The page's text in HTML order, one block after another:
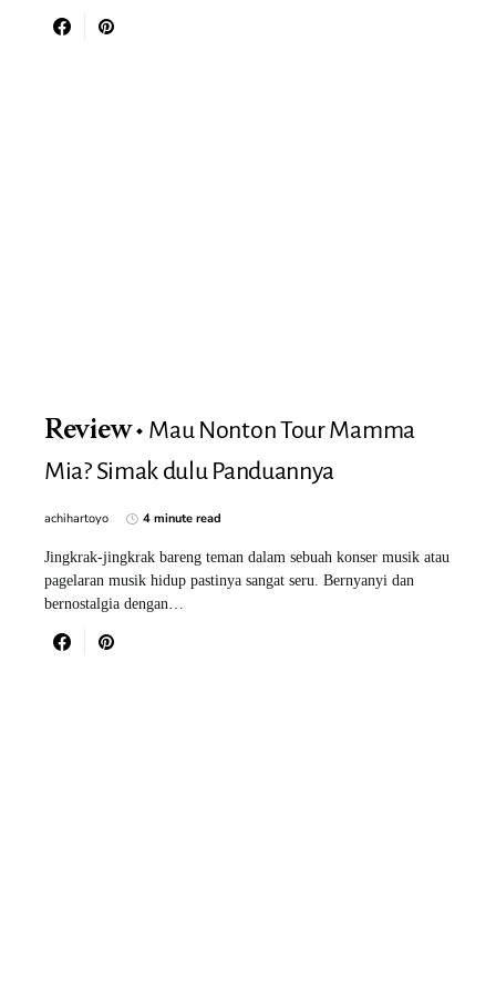
Review
Mau Nonton Tour Mamma
Mia? Simak dulu Panduannya
achihartoyo 4 minute read
Jingkrak-jingkrak bareng teman dalam sebuah konser musik atau
pagelaran musik hidup pastinya sangat seru. Bernyanyi dan
bernostalgia dengan…